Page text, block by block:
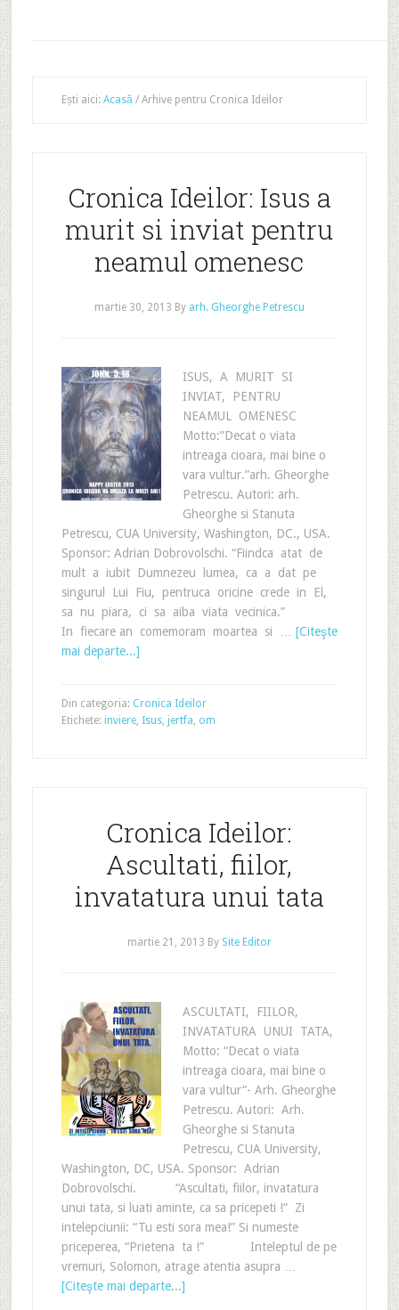
Ești aici: Acasă /Arhive pentru Cronica Ideilor
Cronica Ideilor: Isus a
murit si inviat pentru
neamul omenesc
martie 30, 2013 By arh. Gheorghe Petrescu
ISUS, A MURIT SI
INVIAT, PENTRU
NEAMUL OMENESC
Motto:”Decat o viata
intreaga cioara, mai bine o
vara vultur.”arh. Gheorghe
Petrescu. Autori: arh.
Gheorghe si Stanuta
Petrescu, CUA University, Washington, DC., USA.
Sponsor: Adrian Dobrovolschi. “Fiindca atat de
mult a iubit Dumnezeu lumea, ca a dat pe
singurul Lui Fiu, pentruca oricine crede in El,
sa nu piara, ci sa aiba viata vecinica.”
In fiecare an comemoram moartea si … [Citeşte
mai departe...]
Din categoria: Cronica Ideilor
Etichete: inviere, Isus, jertfa, om
Cronica Ideilor:
Ascultati, fiilor,
invatatura unui tata
martie 21, 2013 By Site Editor
ASCULTATI, FIILOR,
INVATATURA UNUI TATA,
Motto: “Decat o viata
intreaga cioara, mai bine o
vara vultur”- Arh. Gheorghe
Petrescu. Autori: Arh.
Gheorghe si Stanuta
Petrescu, CUA University,
Washington, DC, USA. Sponsor: Adrian
Dobrovolschi. “Ascultati, fiilor, invatatura
unui tata, si luati aminte, ca sa pricepeti !“ Zi
intelepciunii: “Tu esti sora mea!” Si numeste
priceperea, “Prietena ta !” Inteleptul de pe
vremuri, Solomon, atrage atentia asupra …
[Citeşte mai departe...]